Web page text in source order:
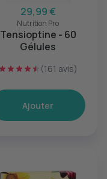
29,99 €
Nutrition Pro
Tensioptine - 60
Gélules
(161 avis)
Ajouter